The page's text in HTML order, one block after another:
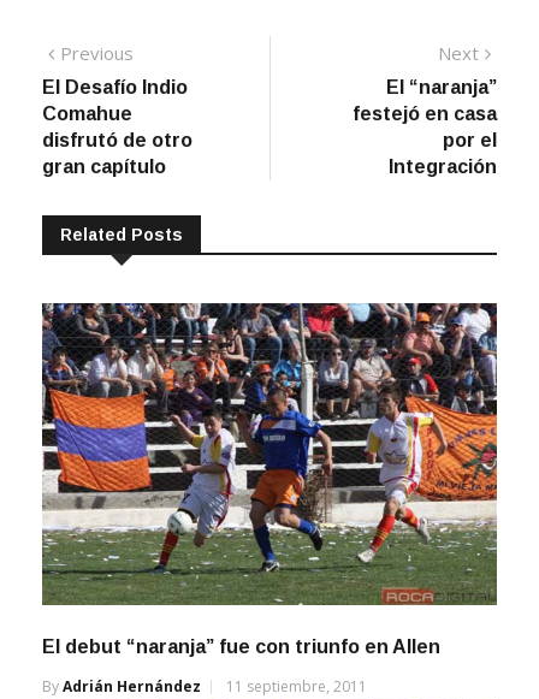
Navegación
de
entradas
Previous
post:
El Desafío Indio
Comahue
disfrutó de otro
gran capítulo
Next
post:
El “naranja”
festejó en casa
por el
Integración
Related Posts
El debut “naranja” fue con triunfo en Allen
ByAdrián Hernández 11 septiembre, 2011